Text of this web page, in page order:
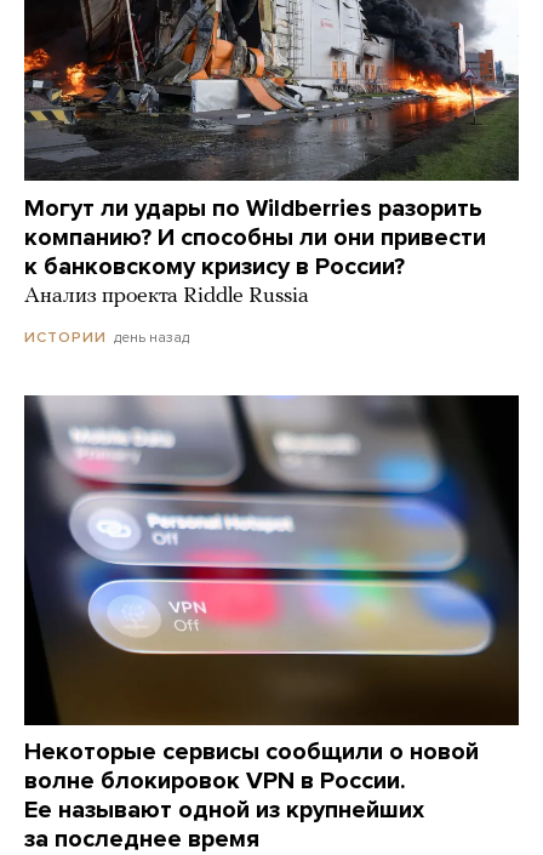
Могут ли удары по Wildberries разорить
компанию? И способны ли они привести
к банковскому кризису в России?
Анализ проекта Riddle Russia
ИСТОРИИ день назад
Некоторые сервисы сообщили о новой
волне блокировок VPN в России.
Ее называют одной из крупнейших
за последнее время